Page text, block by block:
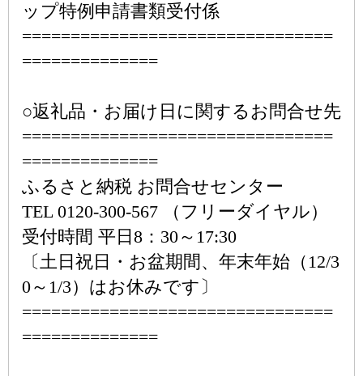
ップ特例申請書類受付係
================================
==============
○返礼品・お届け日に関するお問合せ先
================================
==============
ふるさと納税 お問合せセンター
TEL 0120-300-567 （フリーダイヤル）
受付時間 平日8：30～17:30
〔土日祝日・お盆期間、年末年始（12/3
0～1/3）はお休みです〕
================================
==============